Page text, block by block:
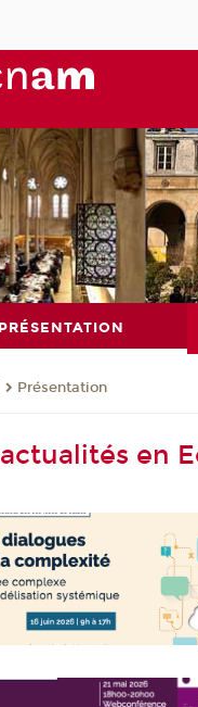
PRÉSENTATION
Présentation
en